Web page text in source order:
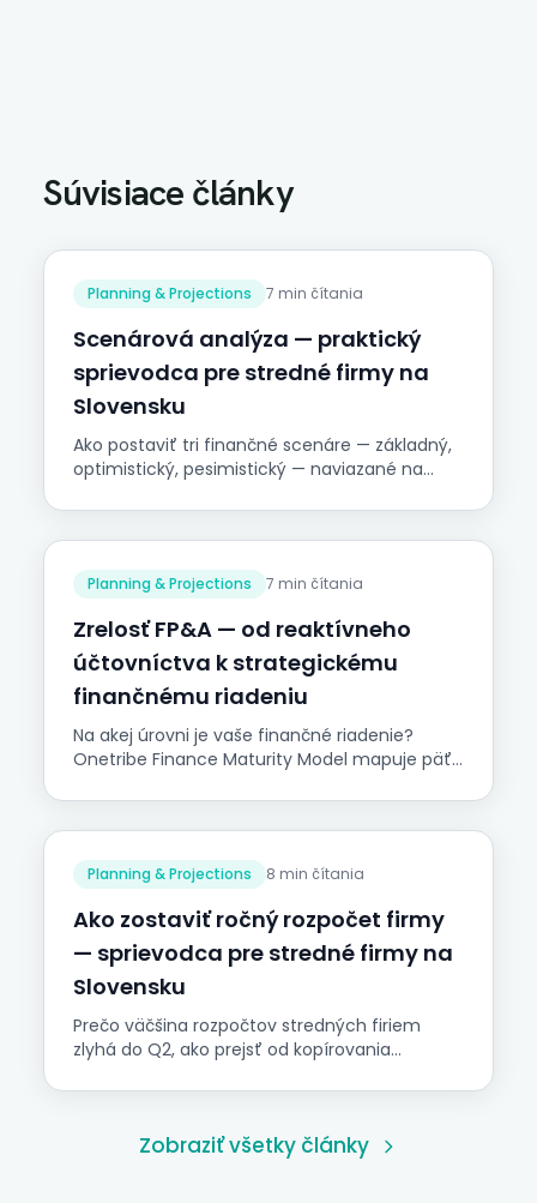
Súvisiace články
Planning & Projections 7 min čítania
Scenárová analýza — praktický
sprievodca pre stredné firmy na
Slovensku
Ako postaviť tri finančné scenáre — základný,
optimistický, pesimistický — naviazané na
rozpočte.
Planning & Projections 7 min čítania
Zrelosť FP&A — od reaktívneho
účtovníctva k strategickému
finančnému riadeniu
Na akej úrovni je vaše finančné riadenie?
Onetribe Finance Maturity Model mapuje päť
strategické business partnerstvo. Praktický
sprievodca pre stredné firmy na Slovensku s 1–
5 ľuďmi vo financiách.
Planning & Projections 8 min čítania
Ako zostaviť ročný rozpočet firmy
— sprievodca pre stredné firmy na
Slovensku
Prečo väčšina rozpočtov stredných firiem
zlyhá do Q2, ako prejsť od kopírovania
zásad, najčastejšie chyby a praktické kroky pre
Zobraziť všetky články